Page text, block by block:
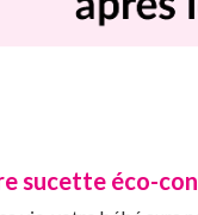
sucette éco-